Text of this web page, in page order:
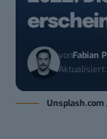
vonFabian
Aktualisiert: